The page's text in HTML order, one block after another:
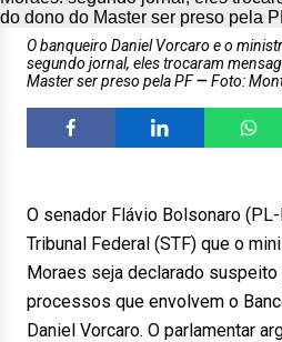
O banqueiro Daniel Vorcaro e o
segundo jornal, eles trocaram
Master ser preso pela PF
Foto:
O senador Flávio Bolsonaro
Tribunal Federal (STF) que o
Moraes seja declarado suspeito
processos que envolvem o
Daniel Vorcaro. O parlamentar